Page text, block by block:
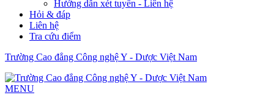
Hướng dẫn xét tuyển - Liên hệ
Hỏi & đáp
Liên hệ
Tra cứu điểm
Trường Cao đẳng Công nghệ Y - Dược Việt Nam
MENU